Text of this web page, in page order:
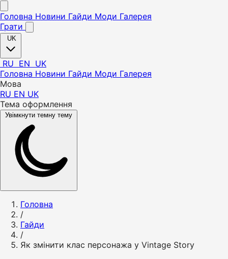
Головна Новини Гайди Моди Галерея
Грати
UK
RU EN UK
Головна Новини Гайди Моди Галерея
Мова
RU EN UK
Тема оформлення
Увімкнути темну тему
Головна
/
Гайди
/
Як змінити клас персонажа у Vintage Story